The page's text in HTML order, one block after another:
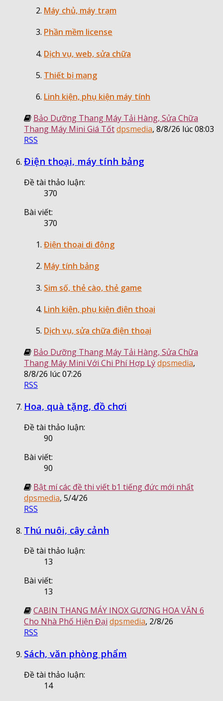
Máy chủ, máy trạm
Phần mềm license
Dịch vụ, web, sửa chữa
Thiết bị mạng
Linh kiện, phụ kiện máy tính
Bảo Dưỡng Thang Máy Tải Hàng, Sửa Chữa
Thang Máy Mini Giá Tốtdpsmedia, 8/8/26 lúc 08:03
RSS
Điện thoại, máy tính bảng
Đề tài thảo luận:
370
Bài viết:
370
Điện thoại di động
Máy tính bảng
Sim số, thẻ cào, thẻ game
Linh kiện, phụ kiện điện thoại
Dịch vụ, sửa chữa điện thoại
Bảo Dưỡng Thang Máy Tải Hàng, Sửa Chữa
Thang Máy Mini Với Chi Phí Hợp Lýdpsmedia,
8/8/26 lúc 07:26
RSS
Hoa, quà tặng, đồ chơi
Đề tài thảo luận:
90
Bài viết:
90
Bật mí các đề thi viết b1 tiếng đức mới nhất
dpsmedia, 5/4/26
RSS
Thú nuôi, cây cảnh
Đề tài thảo luận:
13
Bài viết:
13
CABIN THANG MÁY INOX GƯƠNG HOA VĂN 6
Cho Nhà Phố Hiện Đại dpsmedia, 2/8/26
RSS
Sách, văn phòng phẩm
Đề tài thảo luận:
14